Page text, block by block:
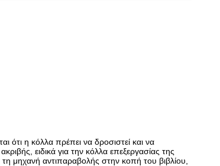
ότι η κόλλα πρέπει να δροσιστεί και να
ειδικά για την κόλλα επεξεργασίας της
μηχανή αντιπαραβολής στην κοπή του βιβλίου,